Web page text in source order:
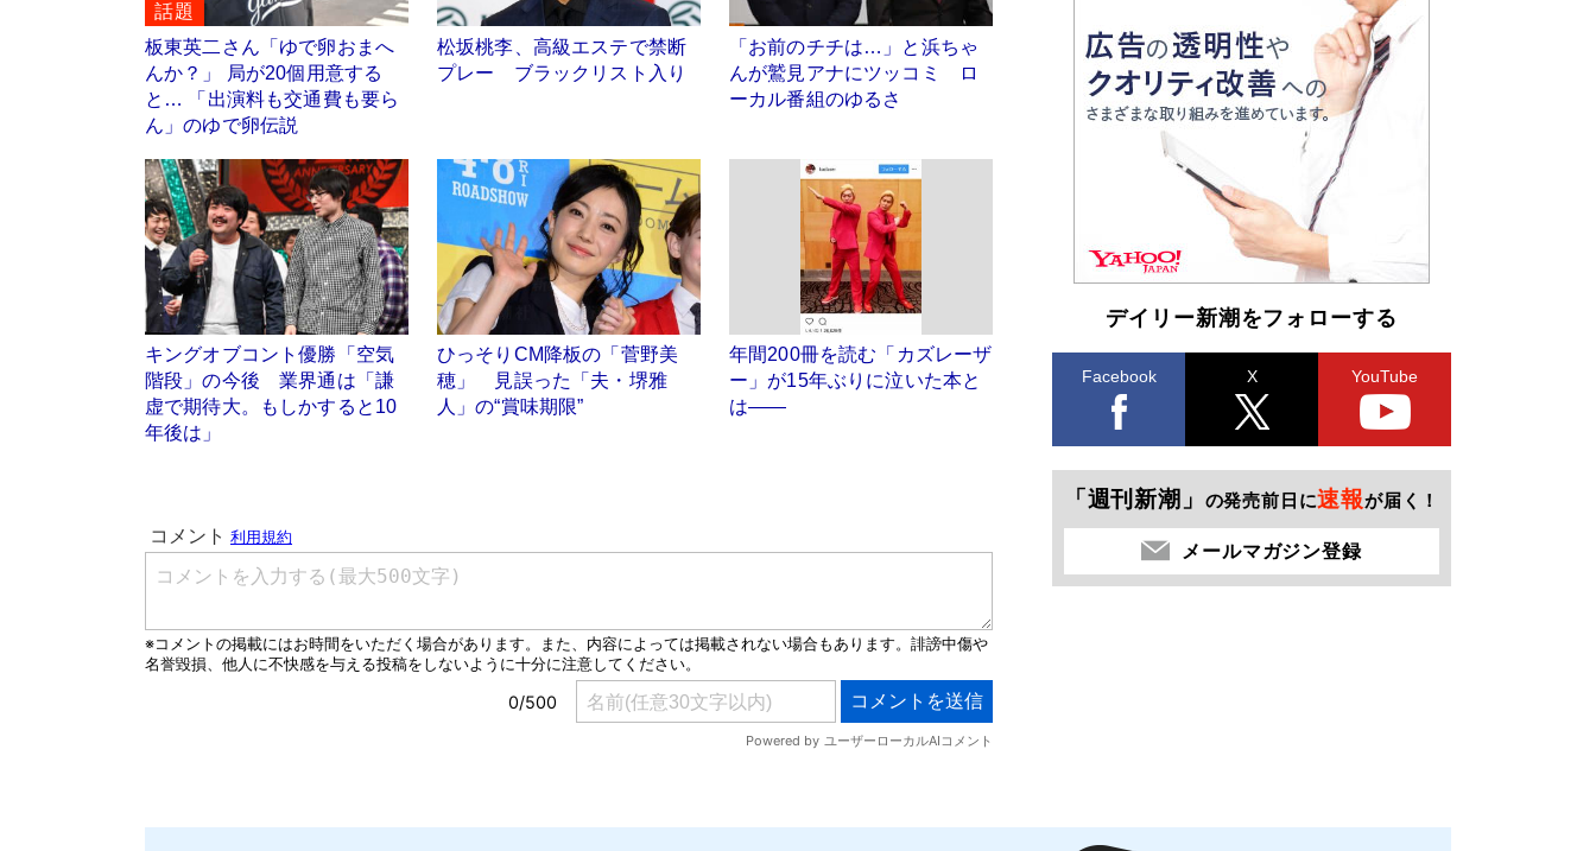
話題
板東英二さん「ゆで卵おまへ
んか？」 局が20個用意する
と… 「出演料も交通費も要ら
ん」のゆで卵伝説
松坂桃李、高級エステで禁断
プレー ブラックリスト入り
「お前のチチは…」と浜ちゃ
んが鷲見アナにツッコミ ロ
ーカル番組のゆるさ
キングオブコント優勝「空気
階段」の今後 業界通は「謙
虚で期待大。もしかすると10
年後は」
ひっそりCM降板の「菅野美
穂」 見誤った「夫・堺雅
人」の“賞味期限”
年間200冊を読む「カズレーザ
ー」が15年ぶりに泣いた本と
は――
デイリー新潮をフォローする
Facebook X YouTube
「週刊新潮」 の発売前日に速報が届く！
メールマガジン登録